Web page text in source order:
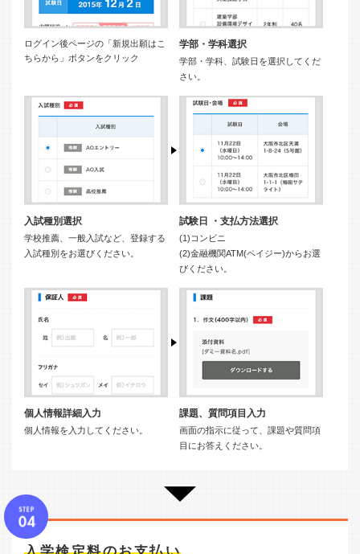
ログイン後ページの「新規出願はこ
ちらから」ボタンをクリック
学部・学科選択
学部・学科、試験日を選択してくだ
さい。
入試種別選択
学校推薦、一般入試など、登録する
入試種別をお選びください。
試験日 ・支払方法選択
(1)コンビニ
(2)金融機関ATM(ペイジー)からお選
びください。
個人情報詳細入力
個人情報を入力してください。
課題、質問項目入力
画面の指示に従って、課題や質問項
目にお答えください。